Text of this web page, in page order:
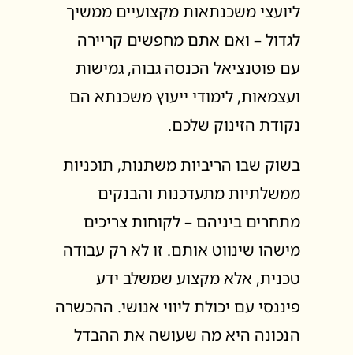
ליועצי משכנתאות מקצועיים ממשיך
לגדול – ואם אתם מחפשים קריירה
עם פוטנציאל הכנסה גבוה, גמישות
ועצמאות, לימודי ייעוץ משכנתא הם
נקודת הזינוק שלכם.
בשוק שבו הריביות משתנות, תוכניות
ממשלתיות מתעדכנות והבנקים
מתחרים ביניהם – לקוחות צריכים
מישהו שינווט אותם. זו לא רק עבודה
טכנית, אלא מקצוע שמשלב ידע
פיננסי עם יכולת ליווי אנושי. ההכשרה
הנכונה היא מה שעושה את ההבדל